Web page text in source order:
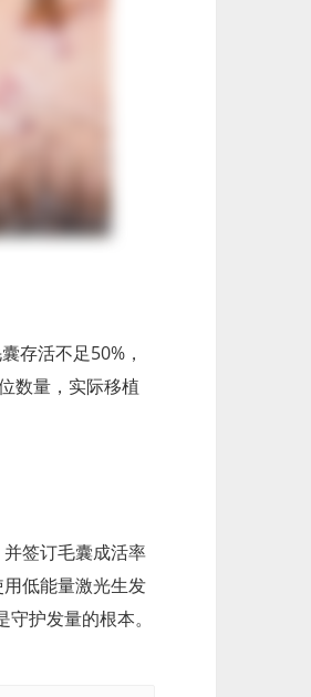
存活不足50%，
数量，实际移植
签订毛囊成活率
低能量激光生发
护发量的根本。